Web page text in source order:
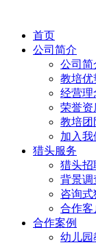
首页
公司简介
公司简
教培优
经营理
荣誉资
教培团
加入我
猎头服务
猎头招
背景调
咨询式
合作客
合作案例
幼儿园